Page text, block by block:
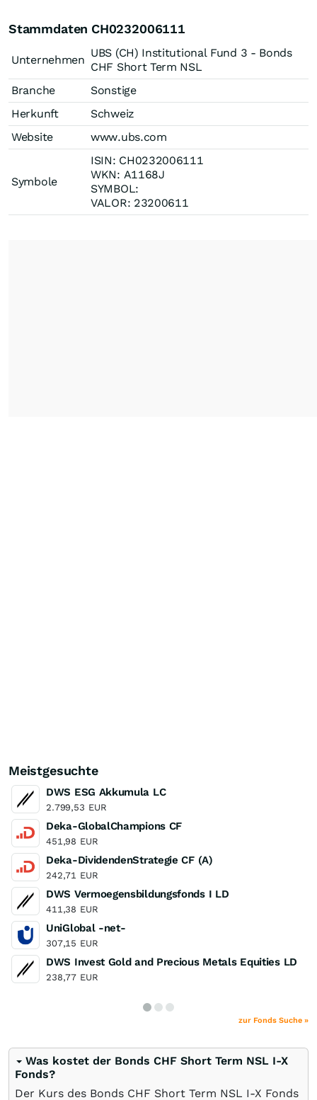
Stammdaten CH0232006111
Unternehmen
UBS (CH) Institutional Fund 3 - Bonds
CHF Short Term NSL
Branche
Sonstige
Herkunft
Schweiz
Website
www.ubs.com
Symbole
ISIN: CH0232006111
WKN: A1168J
SYMBOL:
VALOR: 23200611
Meistgesuchte
DWS ESG Akkumula LC
2.799,53 EUR
Deka-GlobalChampions CF
451,98 EUR
Deka-DividendenStrategie CF (A)
242,71 EUR
DWS Vermoegensbildungsfonds I LD
411,38 EUR
UniGlobal -net-
307,15 EUR
DWS Invest Gold and Precious Metals Equities LD
238,77 EUR
zur Fonds Suche »
Was kostet der Bonds CHF Short Term NSL I-X
Fonds?
Der Kurs des Bonds CHF Short Term NSL I-X Fonds